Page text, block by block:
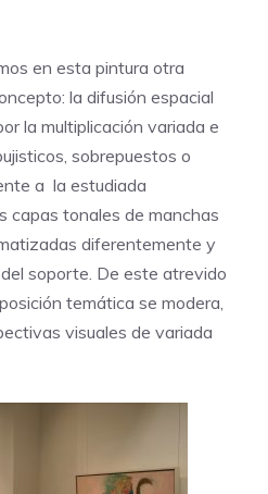
en esta pintura otra
la difusión espacial
la multiplicación variada e
sobrepuestos o
a la estudiada
capas tonales de manchas
diferentemente y
soporte. De este atrevido
temática se modera,
visuales de variada